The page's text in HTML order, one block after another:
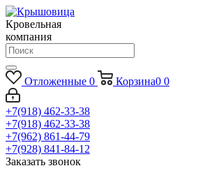
Кровельная
компания
Отложенные 0 Корзина0 0
+7(918) 462-33-38
+7(918) 462-33-38
+7(962) 861-44-79
+7(928) 841-84-12
Заказать звонок